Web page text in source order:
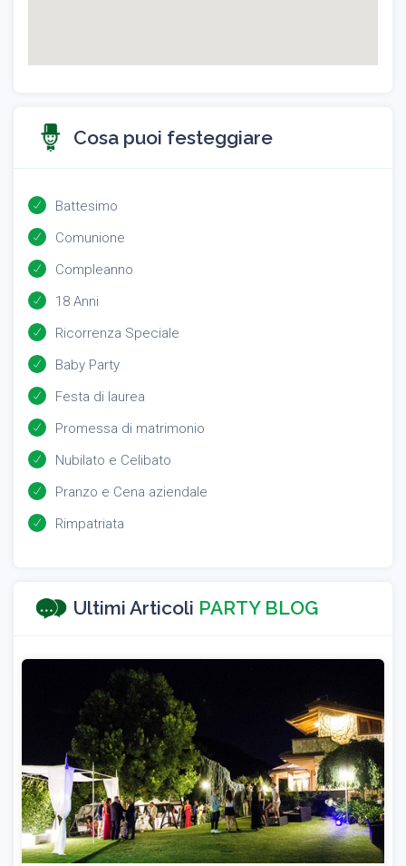
Cosa puoi festeggiare
Battesimo
Comunione
Compleanno
18 Anni
Ricorrenza Speciale
Baby Party
Festa di laurea
Promessa di matrimonio
Nubilato e Celibato
Pranzo e Cena aziendale
Rimpatriata
Ultimi Articoli PARTY BLOG